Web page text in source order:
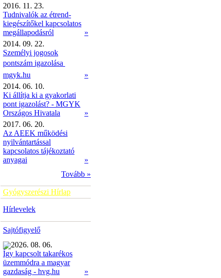
2016. 11. 23.
Tudnivalók az étrend-
kiegészítőkel kapcsolatos
megállapodásról
»
2014. 09. 22.
Személyi jogosok
pontszám igazolása 
mgyk.hu
»
2014. 06. 10.
Ki állítja ki a gyakorlati
pont igazolást? - MGYK
Országos Hivatala
»
2017. 06. 20.
Az AEEK működési
nyilvántartással
kapcsolatos tájékoztató
anyagai
»
Tovább »
Gyógyszerészi Hírlap
Hírlevelek
Sajtófigyelő
2026. 08. 06.
Így kapcsolt takarékos
üzemmódra a magyar
gazdaság - hvg.hu
»